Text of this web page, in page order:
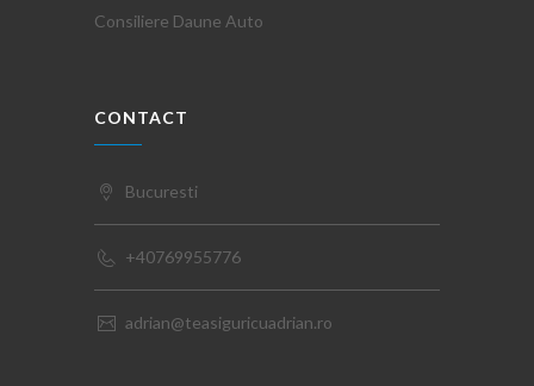
Consiliere Daune Auto
CONTACT
Bucuresti
+40769955776
adrian@teasiguricuadrian.ro